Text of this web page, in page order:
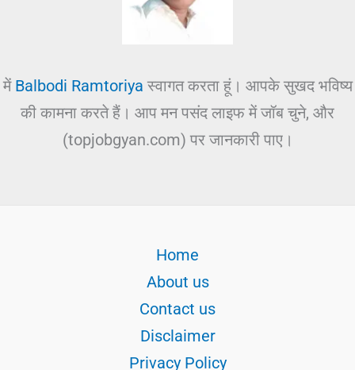
में Balbodi Ramtoriya स्वागत करता हूं। आपके सुखद भविष्य
की कामना करते हैं। आप मन पसंद लाइफ में जॉब चुने, और
(topjobgyan.com) पर जानकारी पाए।
Home
About us
Contact us
Disclaimer
Privacy Policy